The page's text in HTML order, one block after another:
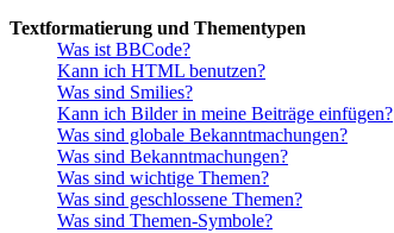
Textformatierung und Thementypen
Was ist BBCode?
Kann ich HTML benutzen?
Was sind Smilies?
Kann ich Bilder in meine Beiträge einfügen?
Was sind globale Bekanntmachungen?
Was sind Bekanntmachungen?
Was sind wichtige Themen?
Was sind geschlossene Themen?
Was sind Themen-Symbole?